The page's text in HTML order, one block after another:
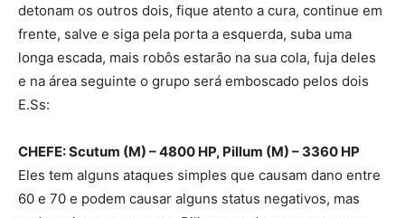
detonam os outros dois, fique atento a cura, continue em
frente, salve e siga pela porta a esquerda, suba uma
longa escada, mais robôs estarão na sua cola, fuja deles
e na área seguinte o grupo será emboscado pelos dois
E.Ss:
CHEFE: Scutum (M) – 4800 HP, Pillum (M) – 3360 HP
Eles tem alguns ataques simples que causam dano entre
60 e 70 e podem causar alguns status negativos, mas